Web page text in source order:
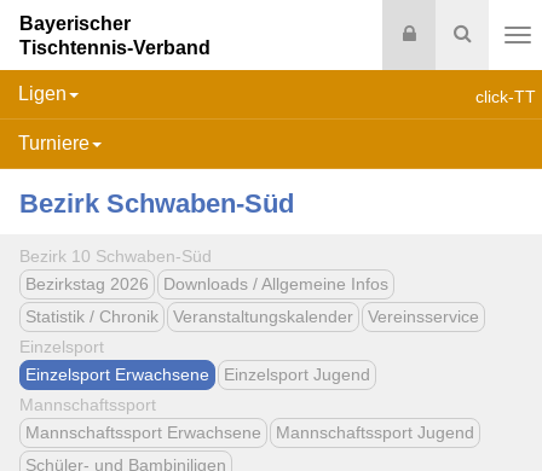
Suche
Login
Bayerischer
Tischtennis-Verband
click-TT
Ligen
Turniere
Bezirk Schwaben-Süd
Bezirk 10 Schwaben-Süd
Bezirkstag 2026
Downloads / Allgemeine Infos
Statistik / Chronik
Veranstaltungskalender
Vereinsservice
Einzelsport
Einzelsport Erwachsene
Einzelsport Jugend
Mannschaftssport
Mannschaftssport Erwachsene
Mannschaftssport Jugend
Schüler- und Bambiniligen